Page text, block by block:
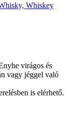
Whiskey
virágos és
vagy jéggel való
is elérhető.